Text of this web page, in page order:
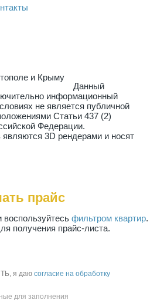
и Крыму
Данный
информационный
не является публичной
Статьи 437 (2)
Федерации.
3D рендерами и носят
прайс
фильтром квартир.
получения прайс-листа.
я даю согласие на обработку
для заполнения